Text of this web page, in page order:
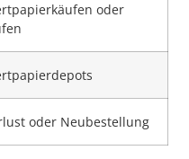
oder
oder Neubestellung